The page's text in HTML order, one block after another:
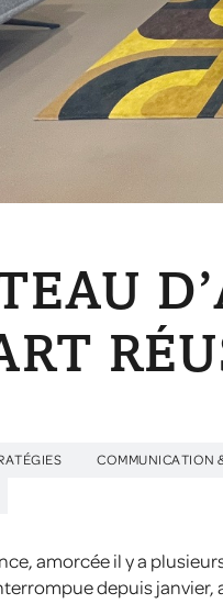
COMMUNICATION
amorcée il y a
depuis janvier,